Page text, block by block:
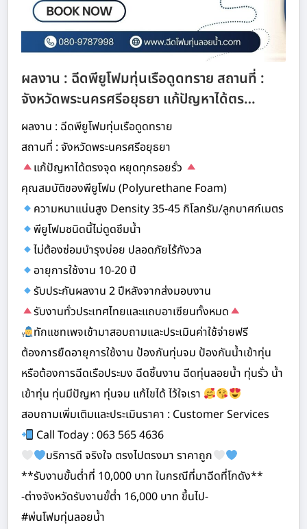
ผลงาน : ฉีดพียูโฟมทุ่นเรือดูดทราย สถานที่ :
จังหวัดพระนครศรีอยุธยา แก้ปัญหาได้ตร…
ผลงาน : ฉีดพียูโฟมทุ่นเรือดูดทราย
สถานที่ : จังหวัดพระนครศรีอยุธยา
แก้ปัญหาได้ตรงจุด หยุดทุกรอยรั่ว
คุณสมบัติของพียูโฟม (Polyurethane Foam)
ความหนาแน่นสูง Density 35-45 กิโลกรัม/ลูกบาศก์เมตร
พียูโฟมชนิดนี้ไม่ดูดซึมน้ำ
ไม่ต้องซ่อมบำรุงบ่อย ปลอดภัยไร้กังวล
อายุการใช้งาน 10-20 ปี
รับประกันผลงาน 2 ปีหลังจากส่งมอบงาน
รับงานทั่วประเทศไทยและแถบอาเซียนทั้งหมด
ทักแชทเพจเข้ามาสอบถามและประเมินค่าใช้จ่ายฟรี
ต้องการยืดอายุการใช้งาน ป้องกันทุ่นจม ป้องกันน้ำเข้าทุ่น
หรือต้องการฉีดเรือประมง ฉีดชิ้นงาน ฉีดทุ่นลอยน้ำ ทุ่นรั่ว น้ำ
เข้าทุ่น ทุ่นมีปัญหา ทุ่นจม แก้ไขได้ ไว้ใจเรา
สอบถามเพิ่มเติมและประเมินราคา : Customer Services
Call Today : 063 565 4636
บริการดี จริงใจ ตรงไปตรงมา ราคาถูก
**รับงานขั้นต่ำที่ 10,000 บาท ในกรณีที่มาฉีดที่โกดัง**
-ต่างจังหวัดรับงานขั้ต่ำ 16,000 บาท ขึ้นไป-
#พ่นโฟมทุ่นลอยน้ำ